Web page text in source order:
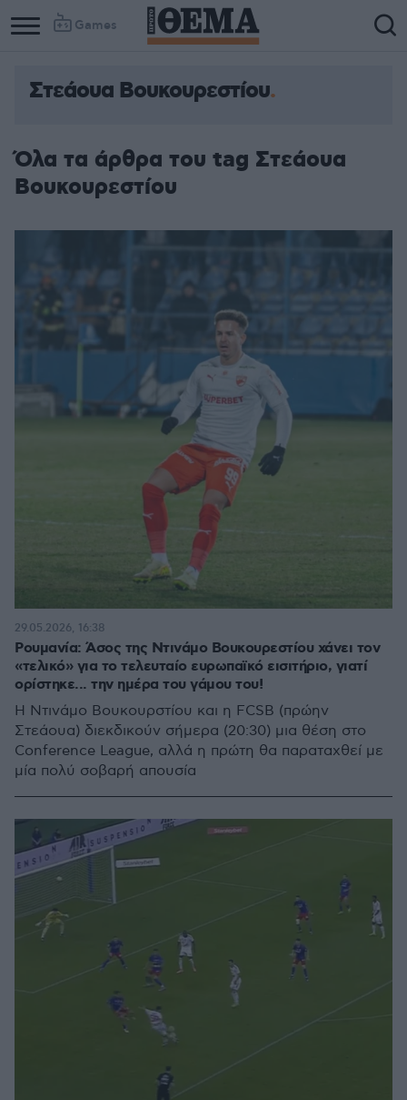
Games
Στεάουα Βουκουρεστίου
Όλα τα άρθρα του tag Στεάουα
Βουκουρεστίου
Ρουμανία: Άσος της Ντινάμο Βουκουρεστίου χάνει τον
«τελικό» για το τελευταίο ευρωπαϊκό εισιτήριο, γιατί
ορίστηκε... την ημέρα του γάμου του!
Η Ντινάμο Βουκουρστίου και η FCSB (πρώην
Στεάουα) διεκδικούν σήμερα (20:30) μια θέση στο
Conference League, αλλά η πρώτη θα παραταχθεί με
μία πολύ σοβαρή απουσία
29.05.2026, 16:38